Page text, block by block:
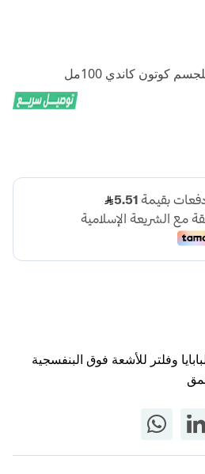
كاندي 100مل
وفلتر للأشعة فوق البنفسجية